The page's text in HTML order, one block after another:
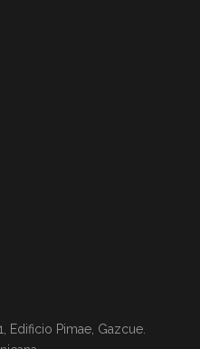
Edificio Pimae, Gazcue.